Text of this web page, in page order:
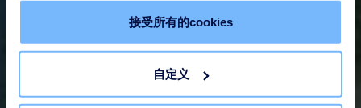
接受所有的cookies
自定义